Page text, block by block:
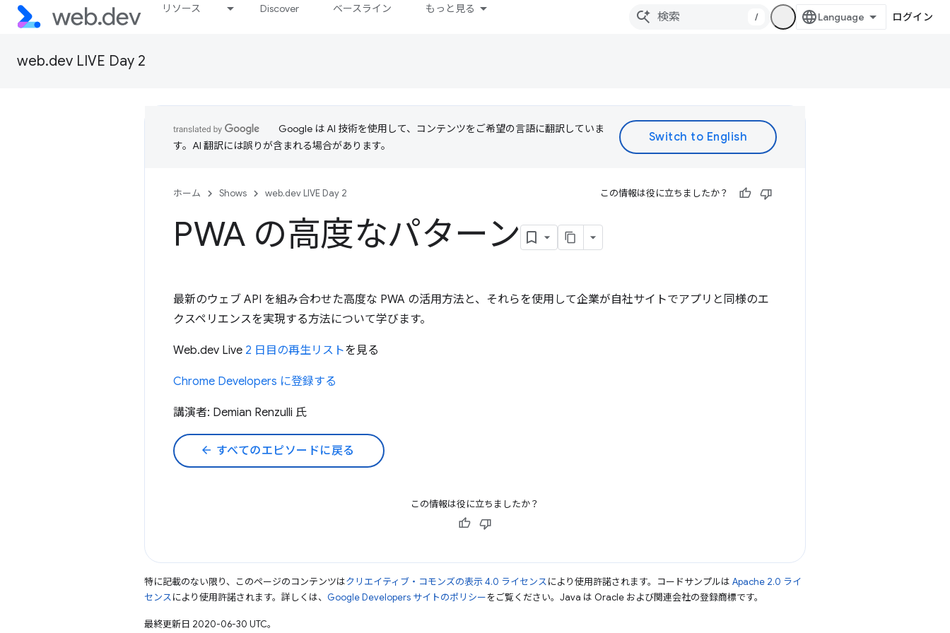
リソース Discover ベースライン もっと見る
/ ログイン
web.dev LIVE Day 2
Google は AI 技術を使用して、コンテンツをご希望の言語に翻訳していま
す。AI 翻訳には誤りが含まれる場合があります。
ホーム Shows web.dev LIVE Day 2 この情報は役に立ちましたか？
PWA の高度なパターン
最新のウェブ API を組み合わせた高度な PWA の活用方法と、それらを使用して企業が自社サイトでアプリと同様のエ
クスペリエンスを実現する方法について学びます。
Web.dev Live 2 日目の再生リストを見る
Chrome Developers に登録する
講演者: Demian Renzulli 氏
arrow_back すべてのエピソードに戻る
この情報は役に立ちましたか？
特に記載のない限り、このページのコンテンツはクリエイティブ・コモンズの表示 4.0 ライセンスにより使用許諾されます。コードサンプルは Apache 2.0 ライ
センスにより使用許諾されます。詳しくは、 Google Developers サイトのポリシーをご覧ください。Java は Oracle および関連会社の登録商標です。
最終更新日 2020-06-30 UTC。